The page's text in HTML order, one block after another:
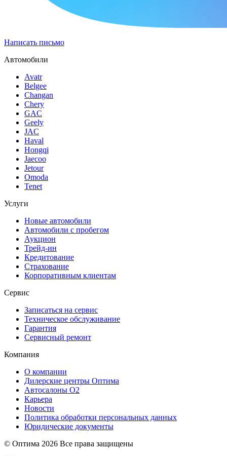
Написать письмо
Автомобили
Avatr
Belgee
Changan
Chery
GAC
Geely
JAC
Haval
Hongqi
Jaecoo
Jetour
Omoda
Tenet
Услуги
Новые автомобили
Автомобили с пробегом
Аукцион
Трейд-ин
Кредитование
Страхование
Корпоративным клиентам
Сервис
Записаться на сервис
Техническое обслуживание
Гарантия
Сервисный ремонт
Компания
О компании
Дилерские центры Оптима
Автосалоны О2
Карьера
Новости
Политика обработки персональных данных
Юридические документы
© Оптима 2026 Все права защищены